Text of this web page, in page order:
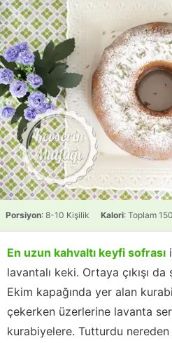
Porsiyon: 8-10 Kişilik Kalori: Toplam
En uzun kahvaltı keyfi sofrası
lavantalı keki. Ortaya çıkışı
Ekim kapağında yer alan
çekerken üzerlerine lavanta
kurabiyelere. Tutturdu